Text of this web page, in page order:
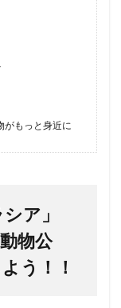
がもっと身近に
ア」
物公
う！！